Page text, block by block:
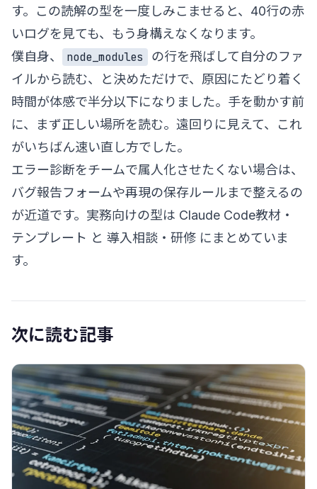
す。この読解の型を一度しみこませると、40行の赤
いログを見ても、もう身構えなくなります。
僕自身、
node_modules
の行を飛ばして自分のファ
イルから読む、と決めただけで、原因にたどり着く
時間が体感で半分以下になりました。手を動かす前
に、まず正しい場所を読む。遠回りに見えて、これ
がいちばん速い直し方でした。
エラー診断をチームで属人化させたくない場合は、
バグ報告フォームや再現の保存ルールまで整えるの
が近道です。実務向けの型は Claude Code教材・
テンプレート と 導入相談・研修 にまとめていま
す。
次に読む記事